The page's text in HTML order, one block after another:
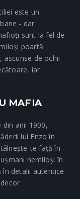
este un
- dar
sunt la fel de
poartă
ascunse de ochii
iar
MAFIA
anii 1900,
lui Enzo în
te față în
nemiloși în
detalii autentice